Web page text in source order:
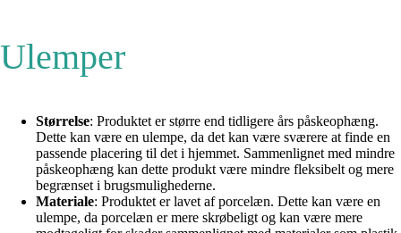
Ulemper
Størrelse: Produktet er større end tidligere års påskeophæng.
Dette kan være en ulempe, da det kan være sværere at finde en
passende placering til det i hjemmet. Sammenlignet med mindre
påskeophæng kan dette produkt være mindre fleksibelt og mere
begrænset i brugsmulighederne.
Materiale: Produktet er lavet af porcelæn. Dette kan være en
ulempe, da porcelæn er mere skrøbeligt og kan være mere